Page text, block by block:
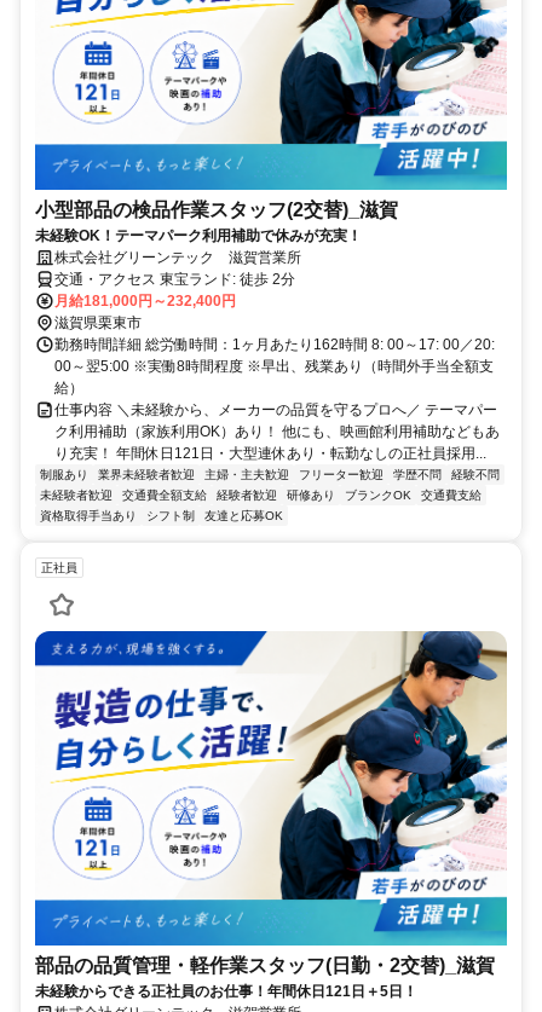
小型部品の検品作業スタッフ(2交替)_滋賀
未経験OK！テーマパーク利用補助で休みが充実！
株式会社グリーンテック 滋賀営業所
交通・アクセス 東宝ランド: 徒歩 2分
月給181,000円～232,400円
滋賀県栗東市
勤務時間詳細 総労働時間：1ヶ月あたり162時間 8: 00～17: 00／20:
00～翌5:00 ※実働8時間程度 ※早出、残業あり（時間外手当全額支
給）
仕事内容 ＼未経験から、メーカーの品質を守るプロへ／ テーマパー
ク利用補助（家族利用OK）あり！ 他にも、映画館利用補助などもあ
り充実！ 年間休日121日・大型連休あり・転勤なしの正社員採用...
制服あり 業界未経験者歓迎 主婦・主夫歓迎 フリーター歓迎 学歴不問
経験不問
未経験者歓迎
交通費全額支給 経験者歓迎 研修あり ブランクOK
交通費支給
資格取得手当あり
シフト制 友達と応募OK
正社員
部品の品質管理・軽作業スタッフ(日勤・2交替)_滋賀
未経験からできる正社員のお仕事！年間休日121日＋5日！